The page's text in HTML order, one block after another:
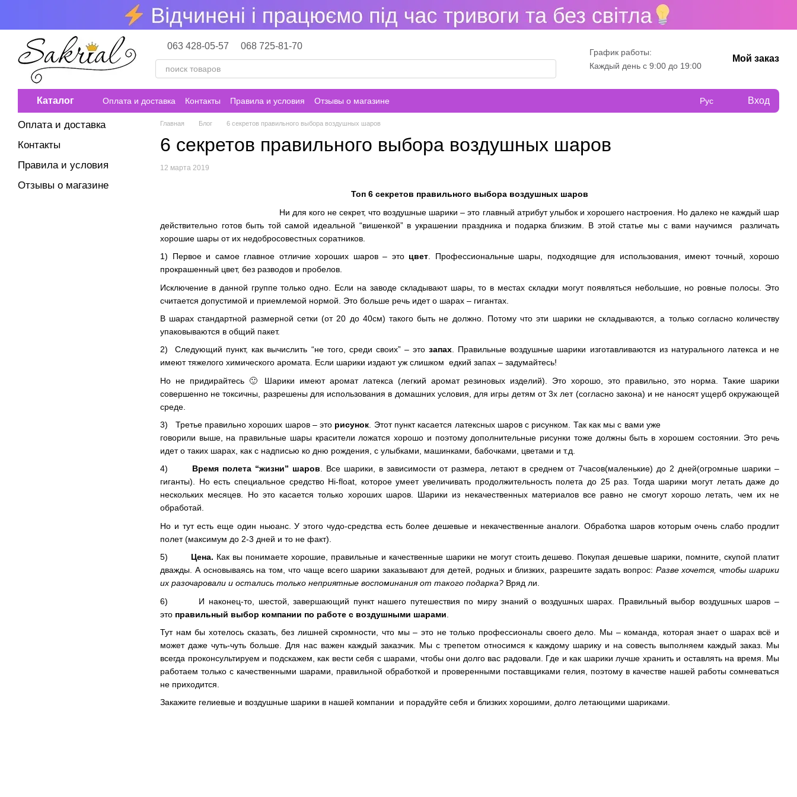
Перейти к основному контенту
063 428-05-57 068 725-81-70
График работы:
Каждый день с 9:00 до 19:00
Мой заказ
Каталог Оплата и доставка Контакты Правила и условия Отзывы о магазине Рус Вход
Главная Блог 6 секретов правильного выбора воздушных шаров
6 секретов правильного выбора воздушных шаров
12 марта 2019
Топ 6 секретов правильного выбора воздушных шаров
Ни для кого не секрет, что воздушные шарики – это главный атрибут улыбок и хорошего настроения. Но далеко не каждый шар
действительно готов быть той самой идеальной “вишенкой” в украшении праздника и подарка близким. В этой статье мы с вами научимся различать
хорошие шары от их недобросовестных соратников.
1) Первое и самое главное отличие хороших шаров – этоцвет . Профессиональные шары, подходящие для использования, имеют точный, хорошо
прокрашенный цвет, без разводов и пробелов.
Исключение в данной группе только одно. Если на заводе складывают шары, то в местах складки могут появляться небольшие, но ровные полосы. Это
считается допустимой и приемлемой нормой. Это больше речь идет о шарах – гигантах.
В шарах стандартной размерной сетки (от 20 до 40см) такого быть не должно. Потому что эти шарики не складываются, а только согласно количеству
упаковываются в общий пакет.
2) Следующий пункт, как вычислить “не того, среди своих” – это запах. Правильные воздушные шарики изготавливаются из натурального латекса и не
имеют тяжелого химического аромата. Если шарики издают уж слишком едкий запах – задумайтесь!
Но не придирайтесь 🙂 Шарики имеют аромат латекса (легкий аромат резиновых изделий). Это хорошо, это правильно, это норма. Такие шарики
совершенно не токсичны, разрешены для использования в домашних условия, для игры детям от 3х лет (согласно закона) и не наносят ущерб окружающей
среде.
3) Третье правильно хороших шаров – это рисунок . Этот пункт касается латексных шаров с рисунком. Так как мы с вами уже
говорили выше, на правильные шары красители ложатся хорошо и поэтому дополнительные рисунки тоже должны быть в хорошем состоянии. Это речь
идет о таких шарах, как с надписью ко дню рождения, с улыбками, машинками, бабочками, цветами и т.д.
4) Время полета “жизни” шаров. Все шарики, в зависимости от размера, летают в среднем от 7часов(маленькие) до 2 дней(огромные шарики –
гиганты). Но есть специальное средство Hi-float, которое умеет увеличивать продолжительность полета до 25 раз. Тогда шарики могут летать даже до
нескольких месяцев. Но это касается только хороших шаров. Шарики из некачественных материалов все равно не смогут хорошо летать, чем их не
обработай.
Но и тут есть еще один ньюанс. У этого чудо-средства есть более дешевые и некачественные аналоги. Обработка шаров которым очень слабо продлит
полет (максимум до 2-3 дней и то не факт).
5)
Цена. Как вы понимаете хорошие, правильные и качественные шарики не могут стоить дешево. Покупая дешевые шарики, помните, скупой платит
дважды. А основываясь на том, что чаще всего шарики заказывают для детей, родных и близких, разрешите задать вопрос: Разве хочется, чтобы шарики
их разочаровали и остались только неприятные воспоминания от такого подарка? Вряд ли.
6) И наконец-то, шестой, завершающий пункт нашего путешествия по миру знаний о воздушных шарах. Правильный выбор воздушных шаров –
это правильный выбор компании по работе с воздушными шарами
Тут нам бы хотелось сказать, без лишней скромности, что мы – это не только профессионалы своего дело. Мы – команда, которая знает о шарах всё и
может даже чуть-чуть больше. Для нас важен каждый заказчик. Мы с трепетом относимся к каждому шарику и на совесть выполняем каждый заказ. Мы
всегда проконсультируем и подскажем, как вести себя с шарами, чтобы они долго вас радовали. Где и как шарики лучше хранить и оставлять на время. Мы
работаем только с качественными шарами, правильной обработкой и проверенными поставщиками гелия, поэтому в качестве нашей работы сомневаться
не приходится.
Закажите гелиевые и воздушные шарики в нашей компании и порадуйте себя и близких хорошими, долго летающими шариками.
Оплата и доставка
Контакты
Правила и условия
Отзывы о магазине